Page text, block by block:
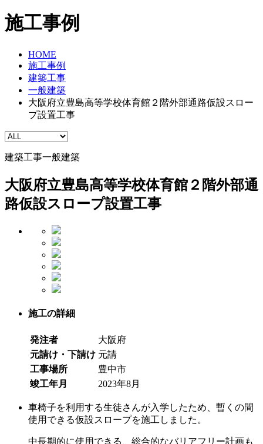
施工事例
HOME
施工事例
建築工事
一般建築
大阪府立豊島高等学校体育館２階外部通路仮設スロー
プ設置工事
建築工事一般建築
大阪府立豊島高等学校体育館２階外部通
路仮設スロープ設置工事
施工の詳細
発注者
大阪府
元請け・下請け 元請
工事場所
豊中市
竣工年月
2023年8月
車椅子を利用する生徒さんが入学したため、暫くの間
使用できる仮設スロープを施工しました。
中長期的に使用できる、総合的なバリアフリー計画も